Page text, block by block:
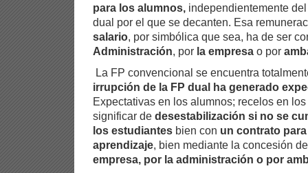
para los alumnos, independientemente
dual por el que se decanten. Esa
salario, por simbólica que sea, ha de ser
Administración, por la empresa o por
La FP convencional se encuentra
irrupción de la FP dual ha generado
Expectativas en los alumnos; recelos en
significar de desestabilización si no se
los estudiantes bien con un contrato
aprendizaje, bien mediante la concesión
empresa, por la administración o por